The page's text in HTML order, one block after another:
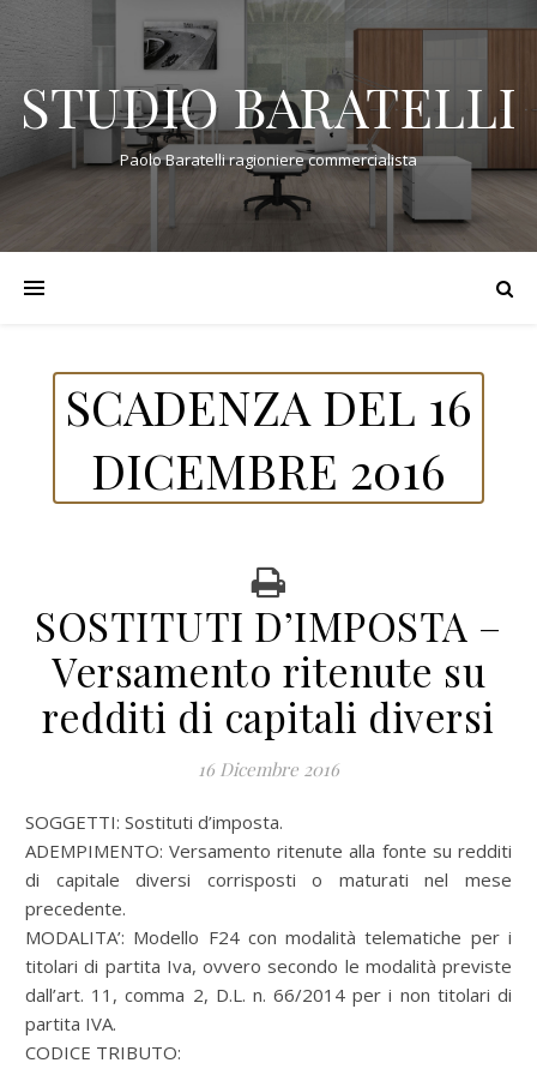
STUDIO BARATELLI
Paolo Baratelli ragioniere commercialista
SCADENZA DEL 16
DICEMBRE 2016
SOSTITUTI D’IMPOSTA –
Versamento ritenute su
redditi di capitali diversi
16 Dicembre 2016
SOGGETTI: Sostituti d’imposta.
ADEMPIMENTO: Versamento ritenute alla fonte su redditi
di capitale diversi corrisposti o maturati nel mese
precedente.
MODALITA’: Modello F24 con modalità telematiche per i
titolari di partita Iva, ovvero secondo le modalità previste
dall’art. 11, comma 2, D.L. n. 66/2014 per i non titolari di
partita IVA.
CODICE TRIBUTO: